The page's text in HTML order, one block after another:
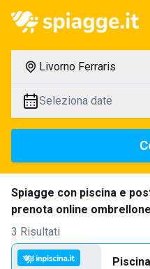
Livorno Ferraris
Seleziona date
Spiagge con piscina e
prenota online
3 Risultati